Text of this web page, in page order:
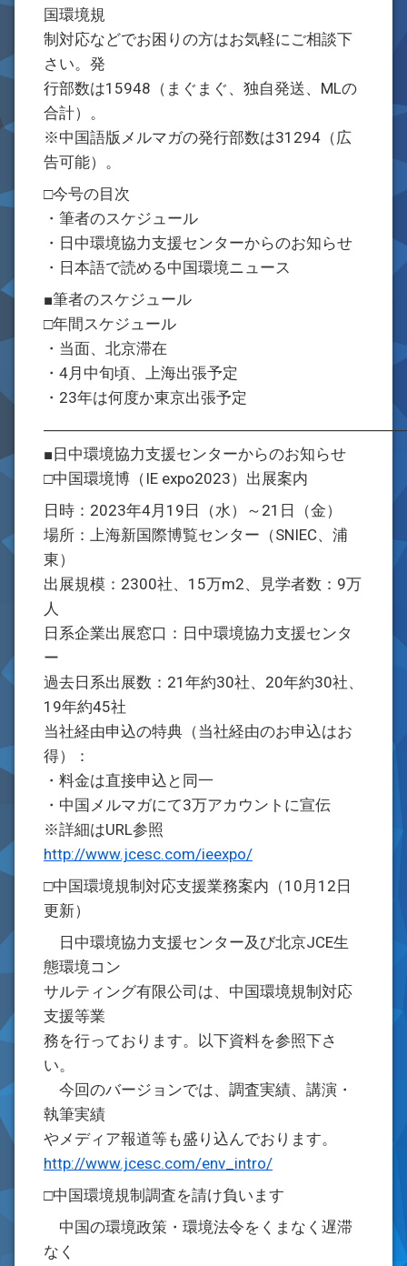
国環境規
制対応などでお困りの方はお気軽にご相談下
さい。発
行部数は15948（まぐまぐ、独自発送、MLの
合計）。
※中国語版メルマガの発行部数は31294（広
告可能）。
□今号の目次
・筆者のスケジュール
・日中環境協力支援センターからのお知らせ
・日本語で読める中国環境ニュース
■筆者のスケジュール
□年間スケジュール
・当面、北京滞在
・4月中旬頃、上海出張予定
・23年は何度か東京出張予定
■日中環境協力支援センターからのお知らせ
□中国環境博（IE expo2023）出展案内
日時：2023年4月19日（水）～21日（金）
場所：上海新国際博覧センター（SNIEC、浦
東）
出展規模：2300社、15万m2、見学者数：9万
人
日系企業出展窓口：日中環境協力支援センタ
ー
過去日系出展数：21年約30社、20年約30社、
19年約45社
当社経由申込の特典（当社経由のお申込はお
得）：
・料金は直接申込と同一
・中国メルマガにて3万アカウントに宣伝
※詳細はURL参照
http://www.jcesc.com/ieexpo/
□中国環境規制対応支援業務案内（10月12日
更新）
日中環境協力支援センター及び北京JCE生
態環境コン
サルティング有限公司は、中国環境規制対応
支援等業
務を行っております。以下資料を参照下さ
い。
今回のバージョンでは、調査実績、講演・
執筆実績
やメディア報道等も盛り込んでおります。
http://www.jcesc.com/env_intro/
□中国環境規制調査を請け負います
中国の環境政策・環境法令をくまなく遅滞
なく